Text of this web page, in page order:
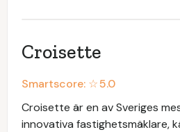
Croisette
Smartscore: ☆5.0
Croisette är en av Sveriges
innovativa fastighetsmäklare,